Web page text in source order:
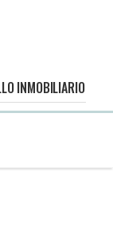
INMOBILIARIO